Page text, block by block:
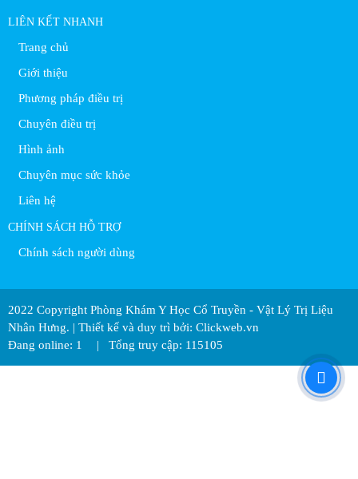
LIÊN KẾT NHANH
Trang chủ
Giới thiệu
Phương pháp điều trị
Chuyên điều trị
Hình ảnh
Chuyên mục sức khỏe
Liên hệ
CHÍNH SÁCH HỖ TRỢ
Chính sách người dùng
2022 Copyright Phòng Khám Y Học Cổ Truyền - Vật Lý Trị Liệu
Nhân Hưng. | Thiết kế và duy trì bởi: Clickweb.vn
Đang online: 1
| Tổng truy cập: 115105